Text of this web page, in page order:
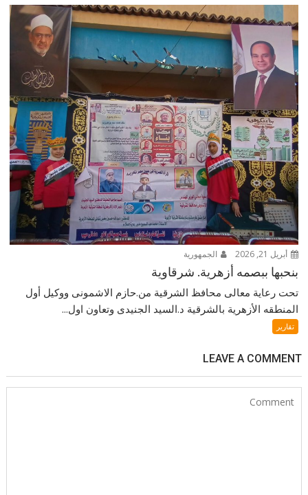
أبريل 21, 2026 الجمهورية
بنحبها ببصمه أزهرية. شرقاوية
تحت رعاية معالى محافظ الشرقية من.حازم الاشمونى ووكيل أول
المنطقه الأزهرية بالشرقية د.السيد الجنيدى وتعاون اول...
تقارير
LEAVE A COMMENT